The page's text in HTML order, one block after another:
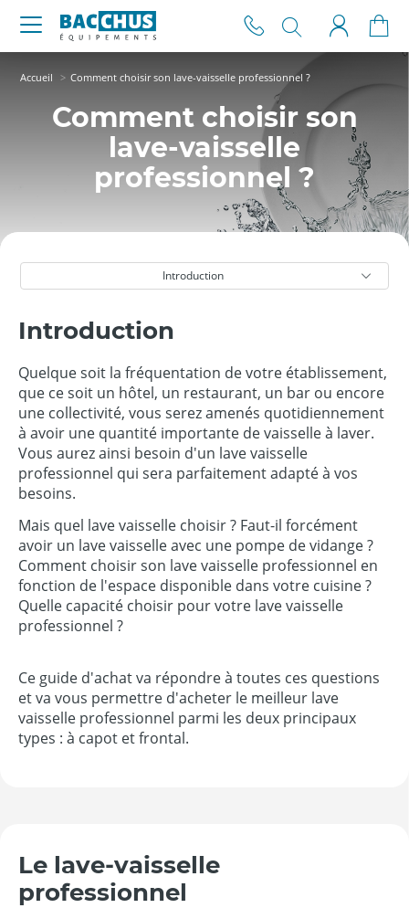
Accueil Comment choisir son lave-vaisselle professionnel ?
Comment choisir son
lave-vaisselle
professionnel ?
Introduction
Introduction
Quelque soit la fréquentation de votre établissement,
que ce soit un hôtel, un restaurant, un bar ou encore
une collectivité, vous serez amenés quotidiennement
à avoir une quantité importante de vaisselle à laver.
Vous aurez ainsi besoin d'un lave vaisselle
professionnel qui sera parfaitement adapté à vos
besoins.
Mais quel lave vaisselle choisir ? Faut-il forcément
avoir un lave vaisselle avec une pompe de vidange ?
Comment choisir son lave vaisselle professionnel en
fonction de l'espace disponible dans votre cuisine ?
Quelle capacité choisir pour votre lave vaisselle
professionnel ?
Ce guide d'achat va répondre à toutes ces questions
et va vous permettre d'acheter le meilleur lave
vaisselle professionnel parmi les deux principaux
types : à capot et frontal.
Le lave-vaisselle
professionnel